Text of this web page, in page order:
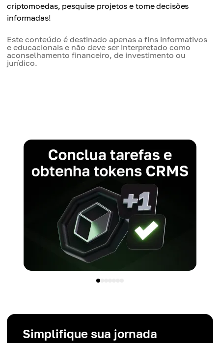
criptomoedas, pesquise projetos e tome decisões
informadas!
Este conteúdo é destinado apenas a fins informativos
e educacionais e não deve ser interpretado como
aconselhamento financeiro, de investimento ou
jurídico.
Simplifique sua jornada